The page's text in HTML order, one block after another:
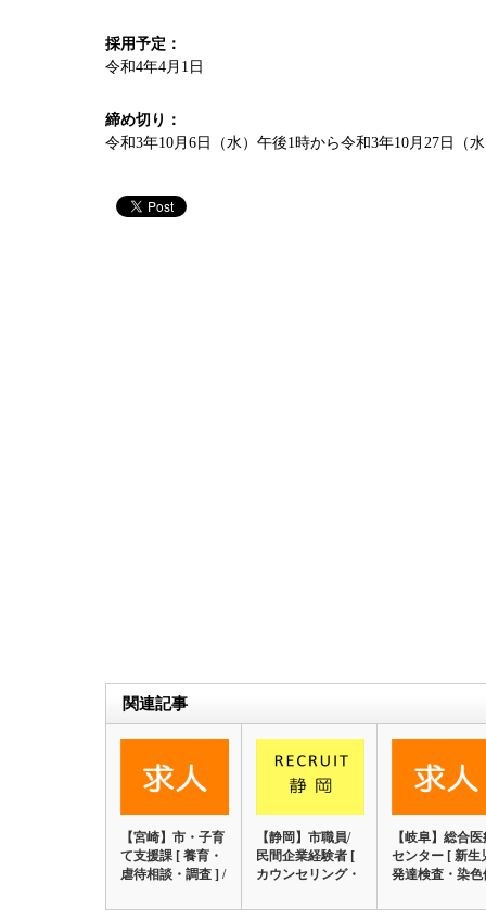
採用予定：
令和4年4月1日
締め切り：
令和3年10月6日（水）午後1時から令和3年10月27日（
関連記事
【宮崎】市・子育
て支援課 [ 養育・
虐待相談・調査 ] /
【静岡】市職員/
民間企業経験者 [
カウンセリング・
【岐阜】総合医
センター [ 新生
発達検査・染色